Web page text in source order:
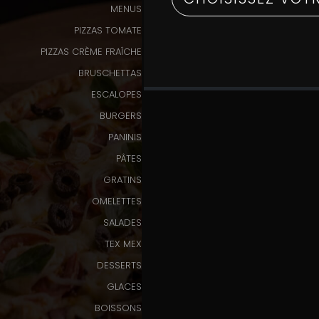
Programme
De
Vos
Avis
Zones
Livraison
MENUS
PIZZAS TOMATE
PIZZAS CRÈME FRAÎCHE
BRUSCHETTAS
ESCALOPES
BURGERS
PANINIS
PÂTES
GRATINS
OMELETTES
SALADES
TEX MEX
DESSERTS
GLACES
BOISSONS